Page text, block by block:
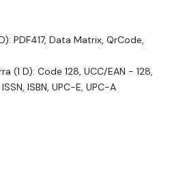
PDF417, Data Matrix, QrCode,
(1 D): Code 128, UCC/EAN - 128,
ISBN, UPC-E, UPC-A